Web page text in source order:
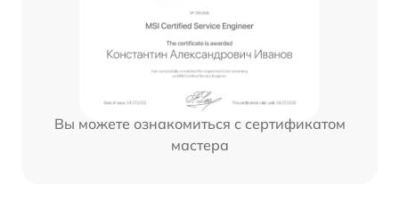
Вы можете ознакомиться с сертификатом
мастера